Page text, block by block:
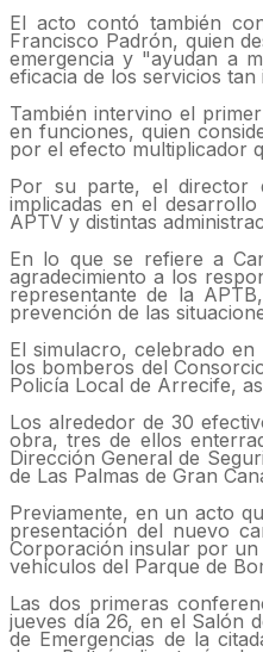
El acto contó también
Francisco Padrón, quien
emergencia y "ayudan a
eficacia de los servicios
También intervino el
en funciones, quien
por el efecto multiplicador
Por su parte, el director
implicadas en el
APTV y distintas
En lo que se refiere a
agradecimiento a los
representante de la
prevención de las
El simulacro, celebrado
los bomberos del
Policía Local de Arrecife,
Los alrededor de 30
obra, tres de ellos
Dirección General de
de Las Palmas de Gran
Previamente, en un acto
presentación del nuevo
Corporación insular por
vehículos del Parque de
Las dos primeras
jueves día 26, en el Salón
de Emergencias de la